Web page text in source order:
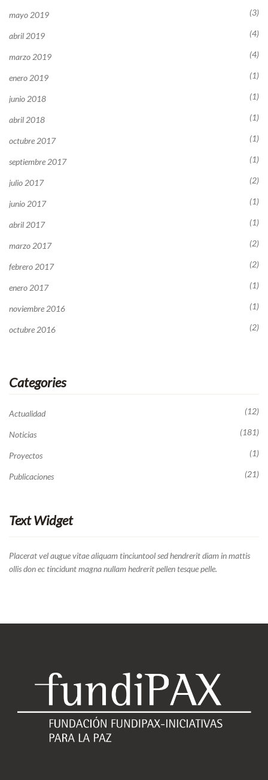
mayo 2019 (3)
abril 2019 (4)
marzo 2019 (4)
enero 2019 (1)
junio 2018 (1)
abril 2018 (1)
octubre 2017 (1)
septiembre 2017 (1)
julio 2017 (2)
junio 2017 (1)
abril 2017 (1)
marzo 2017 (2)
febrero 2017 (2)
enero 2017 (1)
noviembre 2016 (1)
octubre 2016 (2)
Categories
Actualidad (12)
Noticias (181)
Proyectos (1)
Publicaciones (21)
Text Widget
Placerat vel augue vitae aliquam tinciuntool sed hendrerit diam in mattis
ollis don ec tincidunt magna nullam hedrerit pellen tesque pelle.